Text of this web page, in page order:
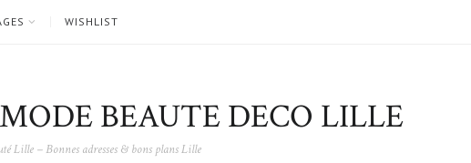
WISHLIST
BEAUTE DECO LILLE
Lille – Bonnes adresses & bons plans Lille